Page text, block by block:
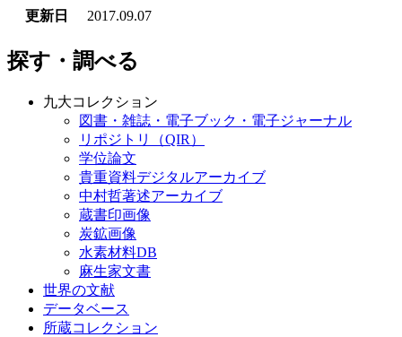
更新日
2017.09.07
探す・調べる
九大コレクション
図書・雑誌・電子ブック・電子ジャーナル
リポジトリ（QIR）
学位論文
貴重資料デジタルアーカイブ
中村哲著述アーカイブ
蔵書印画像
炭鉱画像
水素材料DB
麻生家文書
世界の文献
データベース
所蔵コレクション